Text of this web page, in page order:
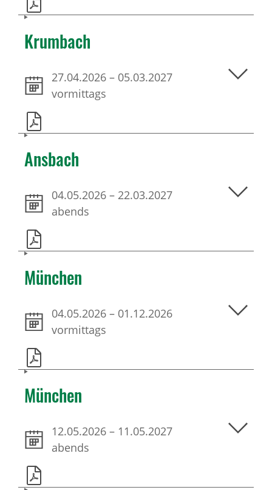
Krumbach
27.04.2026 – 05.03.2027
vormittags
Ansbach
04.05.2026 – 22.03.2027
abends
München
04.05.2026 – 01.12.2026
vormittags
München
12.05.2026 – 11.05.2027
abends